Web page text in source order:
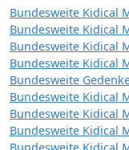
Bundesweite Kidical
Bundesweite Kidical
Bundesweite Kidical
Bundesweite Kidical
Bundesweite
Bundesweite Kidical
Bundesweite Kidical
Bundesweite Kidical